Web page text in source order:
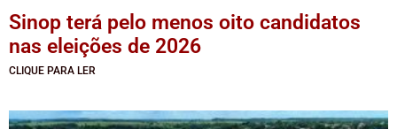
Sinop terá pelo menos oito candidatos
nas eleições de 2026
CLIQUE PARA LER